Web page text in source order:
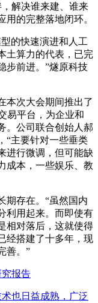
解决谁来建、谁来
的完整落地闭环。
的快速演进和人工
土算力的代表，已完
步前进。”燧原科技
次大会期间推出了
易平台，为企业和
。公司联合创始人郝
“主要针对一些垂类
进行微调，但可能缺
成本，一些娱乐、教
存在。“虽然国内
利用起来。而即使有
相对落后，这就使得
经搭建了十多年，现
善。”
报告
也日益成熟，广泛